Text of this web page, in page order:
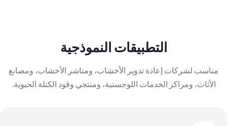
التطبيقات النموذجية
مناسب لشركات إعادة تدوير الأخشاب، ومناشر الأخشاب، ومصانع
الأثاث، ومراكز الخدمات اللوجستية، ومنتجي وقود الكتلة الحيوية.